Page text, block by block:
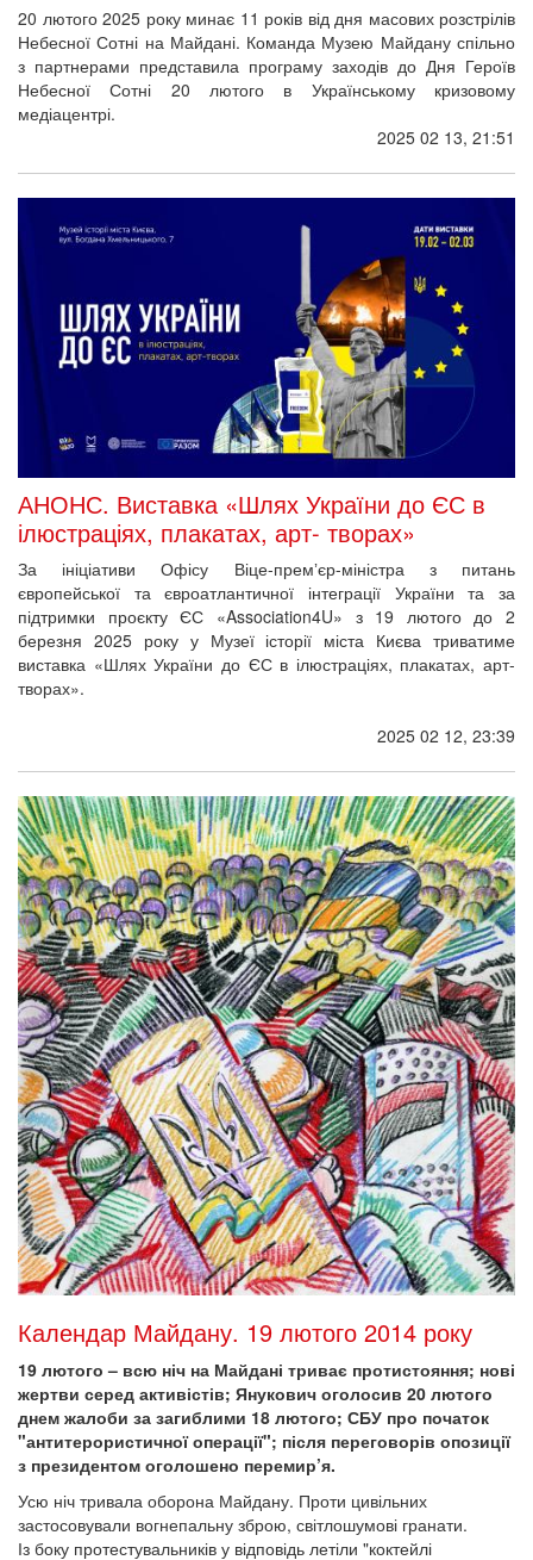
20 лютого 2025 року минає 11 років від дня масових розстрілів
Небесної Сотні на Майдані. Команда Музею Майдану спільно
з партнерами представила програму заходів до Дня Героїв
Небесної Сотні 20 лютого в Українському кризовому
медіацентрі.
2025 02 13, 21:51
АНОНС. Виставка «Шлях України до ЄС в
ілюстраціях, плакатах, арт- творах»
За ініціативи Офісу Віце-премʼєр-міністра з питань
європейської та євроатлантичної інтеграції України та за
підтримки проєкту ЄС «Association4U» з 19 лютого до 2
березня 2025 року у Музеї історії міста Києва триватиме
виставка «Шлях України до ЄС в ілюстраціях, плакатах, арт-
творах».
2025 02 12, 23:39
Календар Майдану. 19 лютого 2014 року
19 лютого – всю ніч на Майдані триває протистояння; нові
жертви серед активістів; Янукович оголосив 20 лютого
днем жалоби за загиблими 18 лютого; СБУ про початок
"антитерористичної операції"; після переговорів опозиції
з президентом оголошено перемир’я.
Усю ніч тривала оборона Майдану. Проти цивільних
застосовували вогнепальну зброю, світлошумові гранати.
Із боку протестувальників у відповідь летіли "коктейлі